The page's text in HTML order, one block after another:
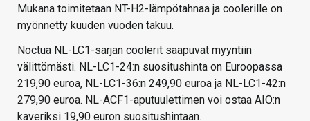
Mukana toimitetaan NT-H2-lämpötahnaa ja coolerille on
myönnetty kuuden vuoden takuu.
Noctua NL-LC1-sarjan coolerit saapuvat myyntiin
välittömästi. NL-LC1-24:n suositushinta on Euroopassa
219,90 euroa, NL-LC1-36:n 249,90 euroa ja NL-LC1-42:n
279,90 euroa. NL-ACF1-aputuulettimen voi ostaa AIO:n
kaveriksi 19,90 euron suositushintaan.